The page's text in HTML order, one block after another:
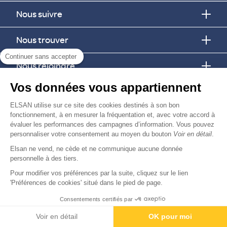
Continuer sans accepter
Vos données vous appartiennent
ELSAN utilise sur ce site des cookies destinés à son bon
fonctionnement, à en mesurer la fréquentation et, avec votre accord à
évaluer les performances des campagnes d’information. Vous pouvez
personnaliser votre consentement au moyen du bouton Voir en détail
Elsan ne vend, ne cède et ne communique aucune donnée
personnelle à des tiers.
Pour modifier vos préférences par la suite, cliquez sur le lien
'Préférences de cookies' situé dans le pied de page.
Consentements certifiés par
Voir en détail OK pour moi
Nous suivre
Nous trouver
Nous rejoindre
Devenir fournisseur
© Copyright 2026Elsan
Mentions Légales-Données personnelles-Gestion des cookies -Droits & Devoirs
Agence digitale : VOID